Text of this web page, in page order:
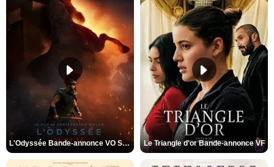
L'Odyssée Bande-annonce VO STFR Le Triangle d'or Bande-annonce VF